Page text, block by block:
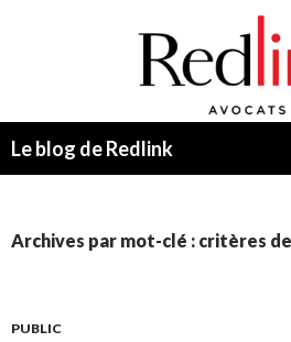
Le blog de Redlink
Archives par mot-clé : critères
PUBLIC